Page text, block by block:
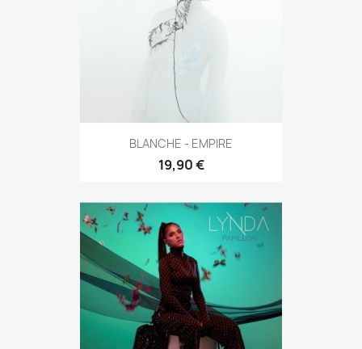
BLANCHE - EMPIRE
19,90 €